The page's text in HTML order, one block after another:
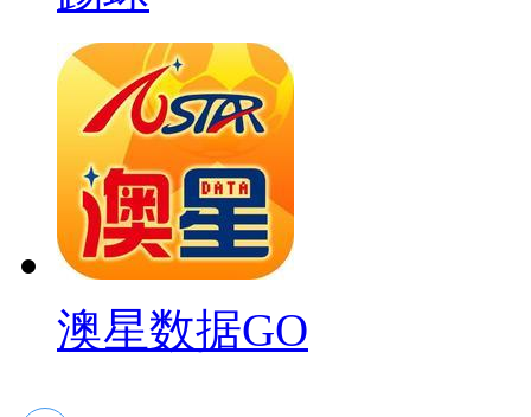
澳星数据GO